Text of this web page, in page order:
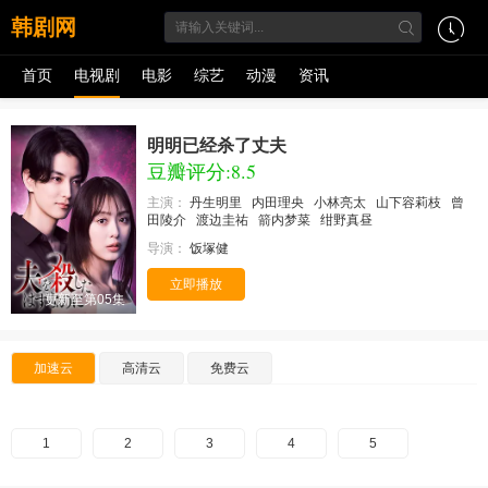
韩剧网
首页 电视剧 电影 综艺 动漫 资讯
更新至第05集
明明已经杀了丈夫
豆瓣评分:8.5
主演： 丹生明里 内田理央 小林亮太 山下容莉枝
曾
田陵介
渡边圭祐 箭内梦菜
绀野真昼
导演： 饭塚健
立即播放
加速云 高清云 免费云
1 2 3 4 5